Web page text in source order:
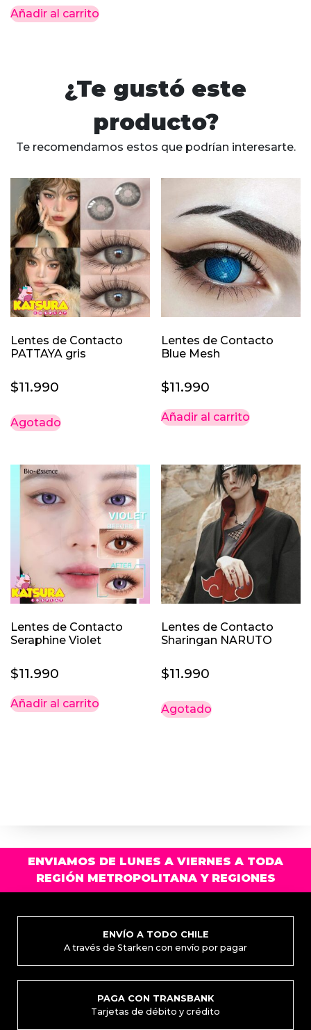
Añadir al carrito
¿Te gustó este
producto?
Te recomendamos estos que podrían interesarte.
Lentes de Contacto
PATTAYA gris
$11.990
Agotado
Lentes de Contacto
Blue Mesh
$11.990
Añadir al carrito
Lentes de Contacto
Seraphine Violet
$11.990
Añadir al carrito
Lentes de Contacto
Sharingan NARUTO
$11.990
Agotado
ENVIAMOS DE LUNES A VIERNES A TODA
REGIÓN METROPOLITANA Y REGIONES
ENVÍO A TODO CHILE
A través de Starken con envío por pagar
PAGA CON TRANSBANK
Tarjetas de débito y crédito